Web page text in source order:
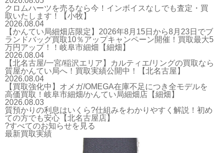
クロムハーツを売るなら今！インボイスなしでも査定・買
取いたします！【小牧】
2026.08.04
【かんてい局細畑店限定】2026年8月15日から8月23日でブ
ランドバッグ買取10％アップキャンペーン開催！買取最大5
万円アップ！！岐阜市細畑【細畑】
2026.08.04
【北名古屋/一宮/稲沢エリア】カルティエ/リングの買取なら
質屋かんてい局へ！買取実績公開中！【北名古屋】
2026.08.04
【買取強化中】オメガ/OMEGA在庫不足につき全モデルを
高価買取！岐阜市細畑/かんてい局細畑店【細畑】
2026.08.03
質預かりの利息はいくら?仕組みをわかりやすく解説！初め
ての方でも安心【北名古屋店】
?すべてのお知らせを見る
最新買取実績